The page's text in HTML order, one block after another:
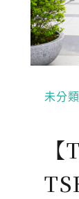
未分類